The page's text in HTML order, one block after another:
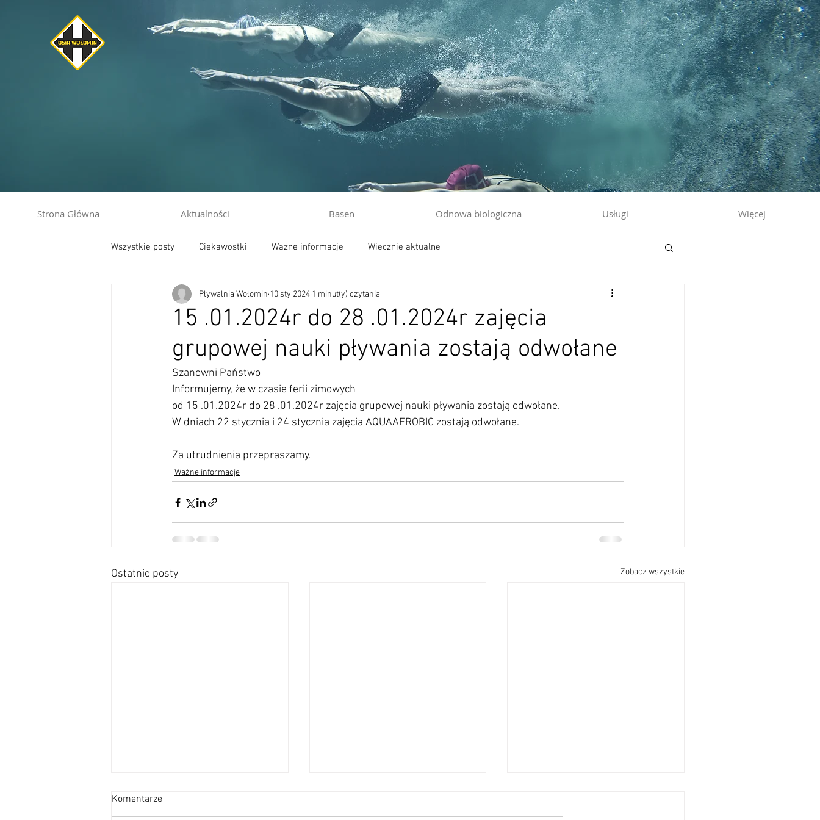
Strona Główna Aktualności Basen Odnowa biologiczna Usługi Więcej
Wszystkie posty Ciekawostki Ważne informacje Wiecznie aktualne
15 .01.2024r do 28 .01.2024r zajęcia
grupowej nauki pływania zostają odwołane
Pływalnia Wołomin 10 sty 2024 1 minut(y) czytania
Szanowni Państwo
Informujemy, że w czasie ferii zimowych
od 15 .01.2024r do 28 .01.2024r zajęcia grupowej nauki pływania zostają odwołane.
W dniach 22 stycznia i 24 stycznia zajęcia AQUAAEROBIC zostają odwołane.
Za utrudnienia przepraszamy.
Ważne informacje
Ostatnie posty Zobacz wszystkie
Jacuzzi zostało ponownie
Komentarze